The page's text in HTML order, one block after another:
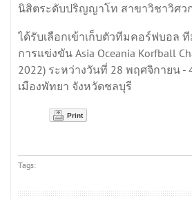
นิสิตระดับปริญญาโท สาขาวิชาวิศว
ได้รับเลือกเข้าเก็บตัวทีมคอร์ฟบอล
การแข่งขัน Asia Oceania Korfball
2022) ระหว่างวันที่ 28 พฤศจิกายน
เมืองพัทยา จังหวัดชลบุรี
Print
Tags: